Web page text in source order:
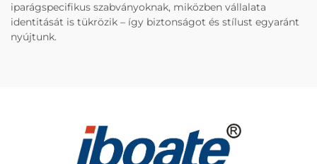
iparágspecifikus szabványoknak, miközben vállalata
identitását is tükrözik – így biztonságot és stílust egyaránt
nyújtunk.